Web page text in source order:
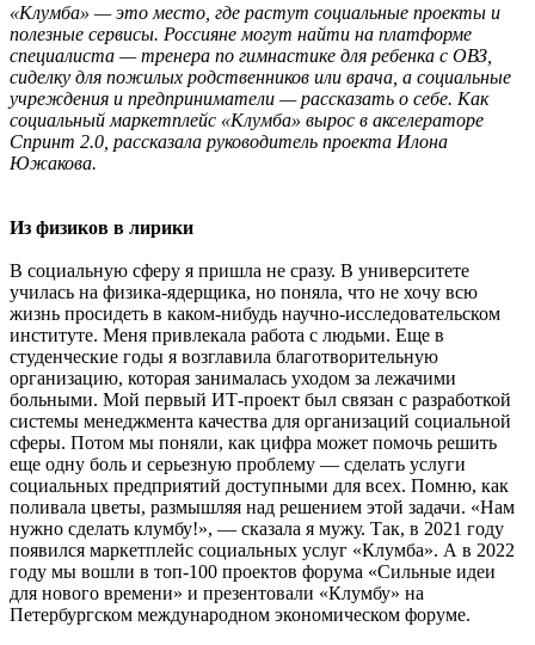
«Клумба» — это место, где растут социальные проекты и
полезные сервисы. Россияне могут найти на платформе
специалиста — тренера по гимнастике для ребенка с ОВЗ,
сиделку для пожилых родственников или врача, а социальные
учреждения и предприниматели — рассказать о себе. Как
социальный маркетплейс «Клумба» вырос в акселераторе
Спринт 2.0, рассказала руководитель проекта Илона
Южакова.
Из физиков в лирики
В социальную сферу я пришла не сразу. В университете
училась на физика-ядерщика, но поняла, что не хочу всю
жизнь просидеть в каком-нибудь научно-исследовательском
институте. Меня привлекала работа с людьми. Еще в
студенческие годы я возглавила благотворительную
организацию, которая занималась уходом за лежачими
больными. Мой первый ИТ-проект был связан с разработкой
системы менеджмента качества для организаций социальной
сферы. Потом мы поняли, как цифра может помочь решить
еще одну боль и серьезную проблему — сделать услуги
социальных предприятий доступными для всех. Помню, как
поливала цветы, размышляя над решением этой задачи. «Нам
нужно сделать клумбу!», — сказала я мужу. Так, в 2021 году
появился маркетплейс социальных услуг «Клумба». А в 2022
году мы вошли в топ-100 проектов форума «Сильные идеи
для нового времени» и презентовали «Клумбу» на
Петербургском международном экономическом форуме.